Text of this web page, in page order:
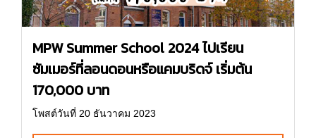
MPW Summer School 2024 ไปเรียน
ซัมเมอร์ที่ลอนดอนหรือแคมบริดจ์ เริ่มต้น
170,000 บาท
โพสต์วันที่ 20 ธันวาคม 2023